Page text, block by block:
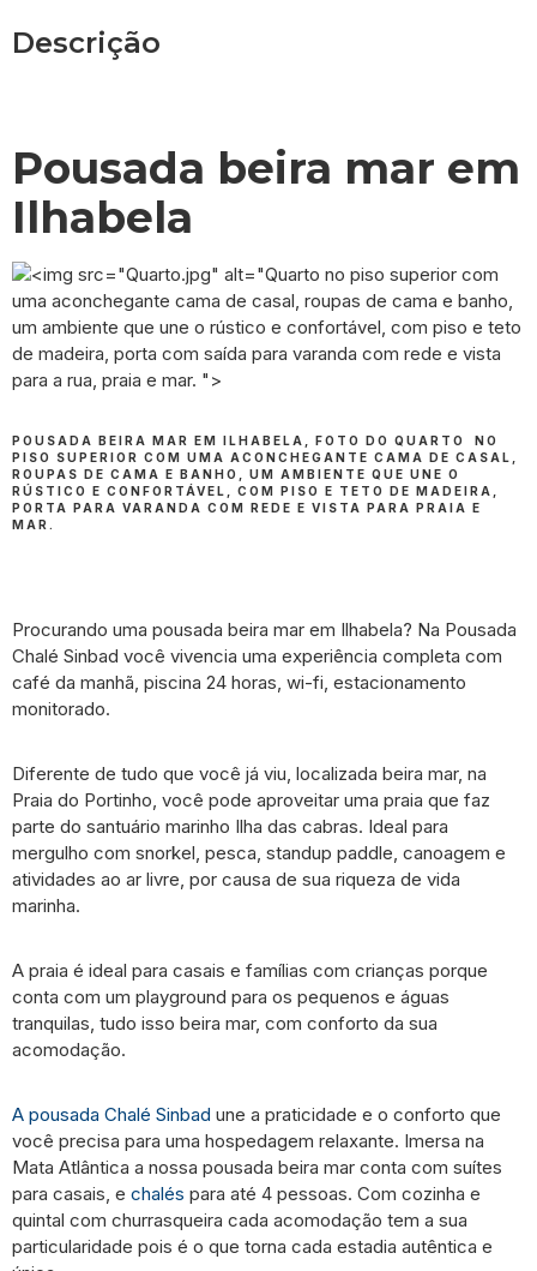
Descrição
Pousada beira mar em
Ilhabela
POUSADA BEIRA MAR EM ILHABELA, FOTO DO QUARTO NO
PISO SUPERIOR COM UMA ACONCHEGANTE CAMA DE CASAL,
ROUPAS DE CAMA E BANHO, UM AMBIENTE QUE UNE O
RÚSTICO E CONFORTÁVEL, COM PISO E TETO DE MADEIRA,
PORTA PARA VARANDA COM REDE E VISTA PARA PRAIA E
MAR.
Procurando uma pousada beira mar em Ilhabela? Na Pousada
Chalé Sinbad você vivencia uma experiência completa com
café da manhã, piscina 24 horas, wi-fi, estacionamento
monitorado.
Diferente de tudo que você já viu, localizada beira mar, na
Praia do Portinho, você pode aproveitar uma praia que faz
parte do santuário marinho Ilha das cabras. Ideal para
mergulho com snorkel, pesca, standup paddle, canoagem e
atividades ao ar livre, por causa de sua riqueza de vida
marinha.
A praia é ideal para casais e famílias com crianças porque
conta com um playground para os pequenos e águas
tranquilas, tudo isso beira mar, com conforto da sua
acomodação.
A pousada Chalé Sinbad une a praticidade e o conforto que
você precisa para uma hospedagem relaxante. Imersa na
Mata Atlântica a nossa pousada beira mar conta com suítes
para casais, e chalés para até 4 pessoas. Com cozinha e
quintal com churrasqueira cada acomodação tem a sua
particularidade pois é o que torna cada estadia autêntica e